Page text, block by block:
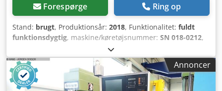
Forespørge Ring op
Stand: brugt, Produktionsår: 2018, Funktionalitet: fuldt
funktionsdygtig, maskine/køretøjsnummer: SN 018-0212,
, vandring på Y-aksen:
vandring på Z-aksen:700 mm, spindelhastighed (maks.):
2.200 o/min
, spindelhastighed (min.):140 o/min, hurtig
fremføring X-akse:20 m/min, hurtig travers Y-akse:6
Annoncer